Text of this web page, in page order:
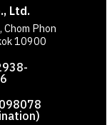
Ltd.
Phon
10900